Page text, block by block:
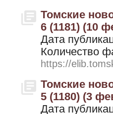
Томские
6 (1181) (10
Дата
Количество
https://
Томские
5 (1180) (3
Дата